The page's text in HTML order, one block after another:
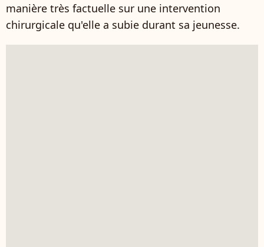
manière très factuelle sur une intervention
chirurgicale qu'elle a subie durant sa jeunesse.